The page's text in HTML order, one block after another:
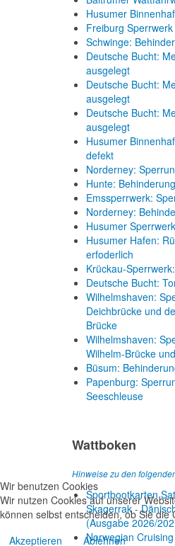
Husumer
Freiburg Sperrwerk
Schwinge:
Deutsche Bucht:
ausgelegt
Deutsche Bucht:
ausgelegt
Deutsche Bucht:
ausgelegt
Husumer
defekt
Norderney:
Hunte:
Emssperrwerk:
Norderney:
Husumer
Husumer Hafen:
erfoderlich
Krückau-
Deutsche Bucht:
Wilhelmshaven:
Deichbrücke und
Brücke
Wilhelmshaven:
Wilhelm-Brücke
Büsum:
Papenburg:
Seeschleuse
Wattboken
Hinweise zu den
Sportbootkarten
Skagerrak -
(Ausgabe 2026/
Norwegian
Wir benutzen Cookies
Wir nutzen Cookies auf unserer
können selbst entscheiden, ob Sie
Akzeptieren
Ablehnen